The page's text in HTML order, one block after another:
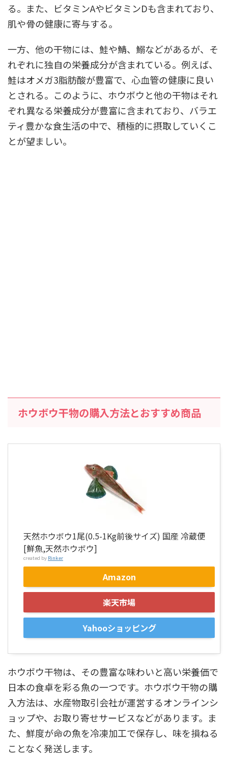
る。また、ビタミンAやビタミンDも含まれており、
肌や骨の健康に寄与する。
一方、他の干物には、鮭や鯖、鰯などがあるが、そ
れぞれに独自の栄養成分が含まれている。例えば、
鮭はオメガ3脂肪酸が豊富で、心血管の健康に良い
とされる。このように、ホウボウと他の干物はそれ
ぞれ異なる栄養成分が豊富に含まれており、バラエ
ティ豊かな食生活の中で、積極的に摂取していくこ
とが望ましい。
ホウボウ干物の購入方法とおすすめ商品
天然ホウボウ1尾(0.5-1Kg前後サイズ) 国産 冷蔵便
[鮮魚,天然ホウボウ]
created by Rinker
Amazon
楽天市場
Yahooショッピング
ホウボウ干物は、その豊富な味わいと高い栄養価で
日本の食卓を彩る魚の一つです。ホウボウ干物の購
入方法は、水産物取引会社が運営するオンラインシ
ョップや、お取り寄せサービスなどがあります。ま
た、鮮度が命の魚を冷凍加工で保存し、味を損ねる
ことなく発送します。